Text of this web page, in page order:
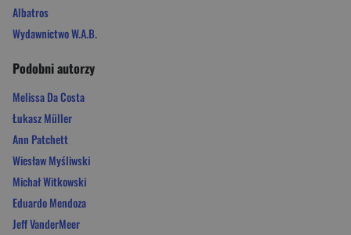
Albatros
Wydawnictwo W.A.B.
Podobni autorzy
Melissa Da Costa
Łukasz Müller
Ann Patchett
Wiesław Myśliwski
Michał Witkowski
Eduardo Mendoza
Jeff VanderMeer